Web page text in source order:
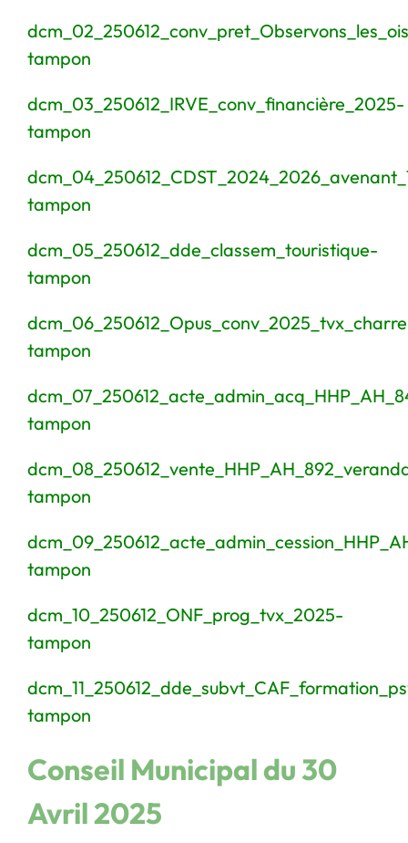
tampon
dcm_03_250612_IRVE_conv_financière_2025-
tampon
tampon
dcm_05_250612_dde_classem_touristique-
tampon
tampon
tampon
tampon
tampon
dcm_10_250612_ONF_prog_tvx_2025-
tampon
tampon
Conseil Municipal du 30
Avril 2025